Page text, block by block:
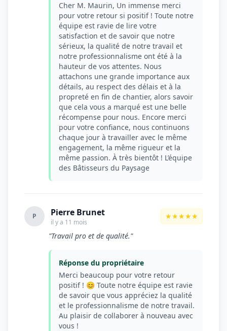
Cher M. Maurin, Un immense merci
pour votre retour si positif ! Toute notre
équipe est ravie de lire votre
satisfaction et de savoir que notre
sérieux, la qualité de notre travail et
notre professionnalisme ont été à la
hauteur de vos attentes. Nous
attachons une grande importance aux
détails, au respect des délais et à la
propreté en fin de chantier, alors savoir
que cela vous a marqué est une belle
récompense pour nous. Encore merci
pour votre confiance, nous continuons
chaque jour à travailler avec le même
engagement, la même rigueur et la
même passion. À très bientôt ! L’équipe
des Bâtisseurs du Paysage
P Pierre Brunet
il y a 11 mois
★★★★★
"Travail pro et de qualité."
Réponse du propriétaire
Merci beaucoup pour votre retour
positif ! 😊 Toute notre équipe est ravie
de savoir que vous appréciez la qualité
et le professionnalisme de notre travail.
Au plaisir de collaborer à nouveau avec
vous !